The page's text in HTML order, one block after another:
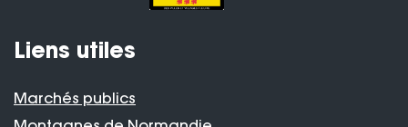
Liens utiles
Marchés publics